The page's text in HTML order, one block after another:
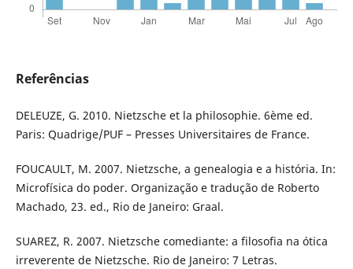
Referências
DELEUZE, G. 2010. Nietzsche et la philosophie. 6ème ed.
Paris: Quadrige/PUF – Presses Universitaires de France.
FOUCAULT, M. 2007. Nietzsche, a genealogia e a história. In:
Microfísica do poder. Organização e tradução de Roberto
Machado, 23. ed., Rio de Janeiro: Graal.
SUAREZ, R. 2007. Nietzsche comediante: a filosofia na ótica
irreverente de Nietzsche. Rio de Janeiro: 7 Letras.